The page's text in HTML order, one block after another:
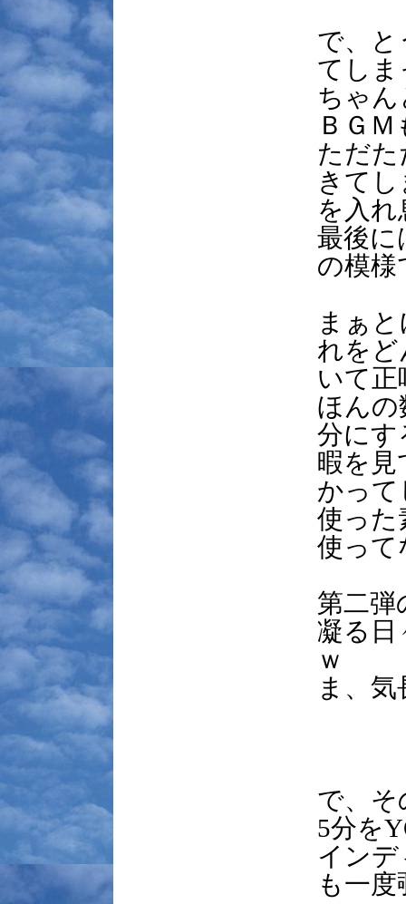
で、と
てしま
ちゃ
ＢＧ
ただ
きて
を入
最後に
の模様
まぁ
れをど
いて正
ほんの
分にす
暇を見
かって
使っ
使って
第二弾
凝る日
ｗ
ま、
で、そ
5分を
イン
も一